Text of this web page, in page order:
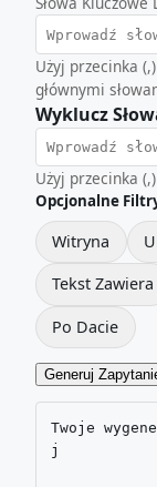
Użyj przecinka
głównymi
Wyklucz
Użyj przecinka
Opcjonalne
Witryna
Tekst Zawiera
Po Dacie
Generuj
Twoje
j